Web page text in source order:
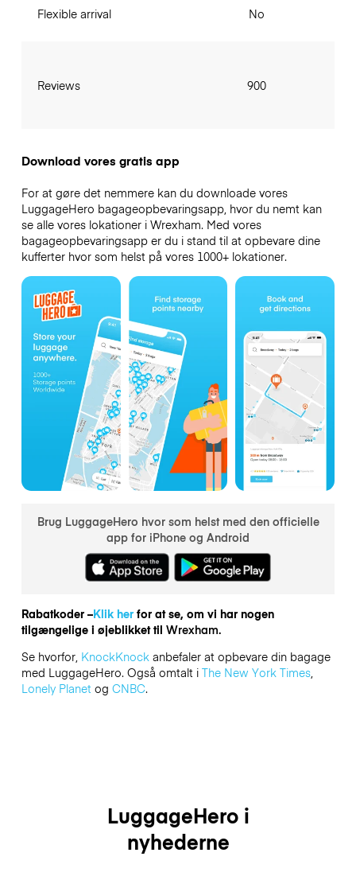
Flexible arrival
Reviews
No
900
Download vores gratis app
For at gøre det nemmere kan du downloade vores
LuggageHero bagageopbevaringsapp, hvor du nemt kan
se alle vores lokationer i Wrexham. Med vores
bagageopbevaringsapp er du i stand til at opbevare dine
kufferter hvor som helst på vores 1000+ lokationer.
Brug LuggageHero hvor som helst med den officielle
app for iPhone og Android
Rabatkoder –Klik herfor at se, om vi har nogen
tilgængelige i øjeblikket til Wrexham.
Se hvorfor, KnockKnockanbefaler at opbevare din bagage
med LuggageHero. Også omtalt i The New York Times,
Lonely Planetog CNBC.
LuggageHero i
nyhederne